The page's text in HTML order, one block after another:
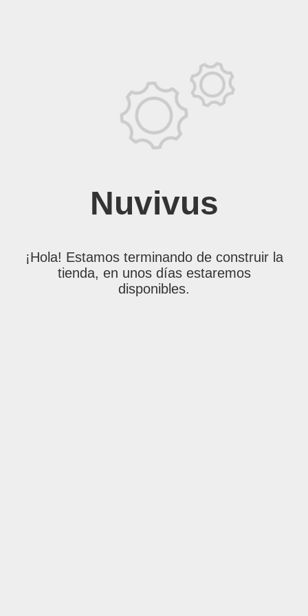
Nuvivus
¡Hola! Estamos terminando de construir la
tienda, en unos días estaremos
disponibles.